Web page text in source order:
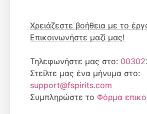
Χρειάζεστε βοήθεια με το
Επικοινωνήστε μαζί μας!
Τηλεφωνήστε μας στο:
Στείλτε μας ένα μήνυμα στο:
support@fspirits.com
Συμπληρώστε το Φόρμα